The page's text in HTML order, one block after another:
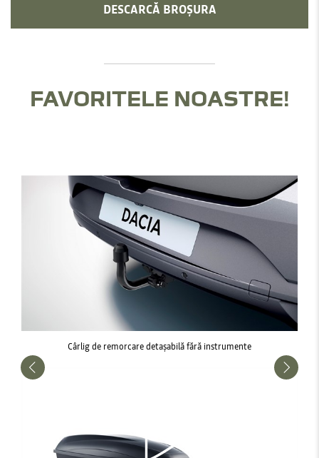
DESCARCĂ BROȘURA
FAVORITELE NOASTRE!
Cârlig de remorcare detașabilă fără instrumente